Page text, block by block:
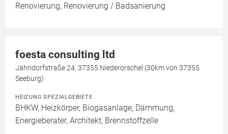
Renovierung, Renovierung / Badsanierung
foesta consulting ltd
Jähndorfstraße 24, 37355 Niederorschel (30km von 37355
Seeburg)
HEIZUNG SPEZIALGEBIETE
BHKW, Heizkörper, Biogasanlage, Dämmung,
Energieberater, Architekt, Brennstoffzelle